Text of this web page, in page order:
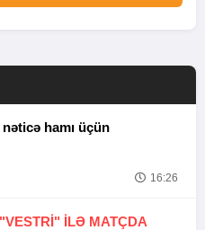
hamı üçün
16:26
"VESTRİ" İLƏ MATÇDA